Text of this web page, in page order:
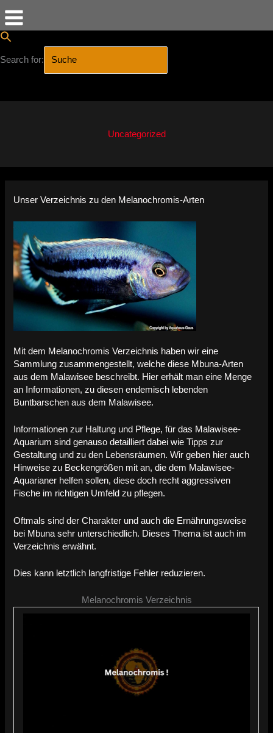
Search for:
Uncategorized
Unser Verzeichnis zu den Melanochromis-Arten
Mit dem Melanochromis Verzeichnis haben wir eine
Sammlung zusammengestellt, welche diese Mbuna-Arten
aus dem Malawisee beschreibt. Hier erhält man eine Menge
an Informationen, zu diesen endemisch lebenden
Buntbarschen aus dem Malawisee.
Informationen zur Haltung und Pflege, für das Malawisee-
Aquarium sind genauso detailliert dabei wie Tipps zur
Gestaltung und zu den Lebensräumen. Wir geben hier auch
Hinweise zu Beckengrößen mit an, die dem Malawisee-
Aquarianer helfen sollen, diese doch recht aggressiven
Fische im richtigen Umfeld zu pflegen.
Oftmals sind der Charakter und auch die Ernährungsweise
bei Mbuna sehr unterschiedlich. Dieses Thema ist auch im
Verzeichnis erwähnt.
Dies kann letztlich langfristige Fehler reduzieren.
Melanochromis Verzeichnis